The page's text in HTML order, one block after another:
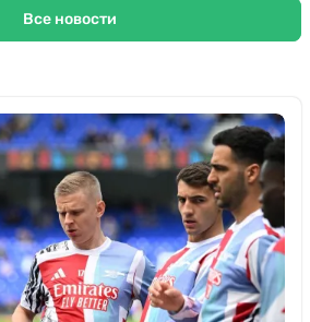
Все новости